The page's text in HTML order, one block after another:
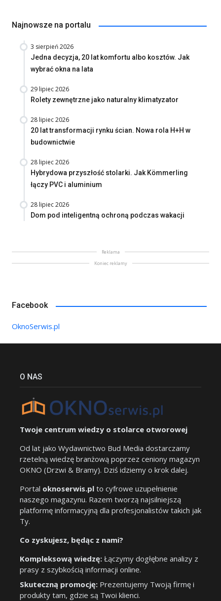
Najnowsze na portalu
3 sierpień 2026
Jedna decyzja, 20 lat komfortu albo kosztów. Jak
wybrać okna na lata
29 lipiec 2026
Rolety zewnętrzne jako naturalny klimatyzator
28 lipiec 2026
20 lat transformacji rynku ścian. Nowa rola H+H w
budownictwie
28 lipiec 2026
Hybrydowa przyszłość stolarki. Jak Kömmerling
łączy PVC i aluminium
28 lipiec 2026
Dom pod inteligentną ochroną podczas wakacji
Reklama
Koniec reklamy
Facebook
OknoSerwis.pl
O NAS
Twoje centrum wiedzy o stolarce otworowej
Od lat jako Wydawnictwo Bud Media dostarczamy
rzetelną wiedzę branżową poprzez ceniony magazyn
OKNO (Drzwi & Bramy). Dziś idziemy o krok dalej.
Portal oknoserwis.pl to cyfrowe uzupełnienie
naszego magazynu. Razem tworzą najsilniejszą
platformę informacyjną dla profesjonalistów takich jak
Ty.
Co zyskujesz, będąc z nami?
Kompleksową wiedzę: Łączymy dogłębne analizy z
prasy z szybkością informacji online.
Skuteczną promocję: Prezentujemy Twoją firmę i
produkty tam, gdzie są Twoi klienci.